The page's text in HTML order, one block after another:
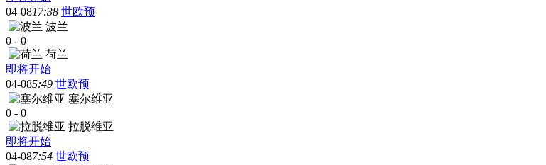
04-0817:38 世欧预
波兰
0 - 0
荷兰
即将开始
04-085:49 世欧预
塞尔维亚
0 - 0
拉脱维亚
即将开始
04-087:54 世欧预